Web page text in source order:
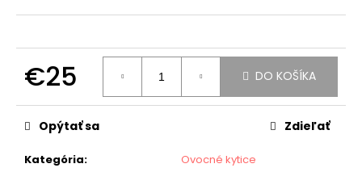
€25
cena:
DO KOŠÍKA
Kategória: Ovocné kytice
Opýtať sa Zdieľať
d
o
č
a
e